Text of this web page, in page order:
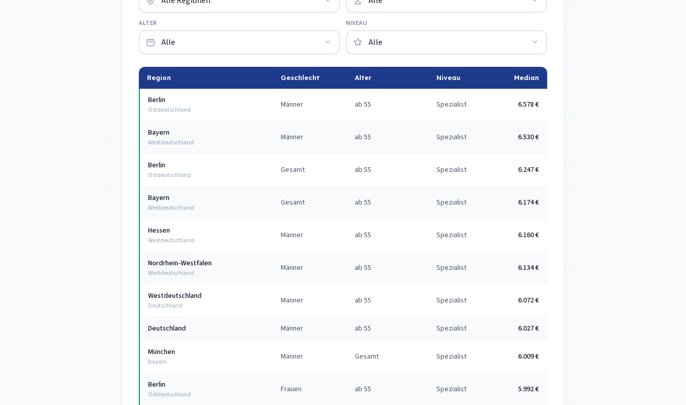
ALTER NIVEAU
Region Geschlecht Alter Niveau Median
Berlin
Ostdeutschland
Männer ab 55 Spezialist 6.578 €
Bayern
Westdeutschland
Männer ab 55 Spezialist 6.530 €
Berlin
Ostdeutschland
Gesamt ab 55 Spezialist 6.247 €
Bayern
Westdeutschland
Gesamt ab 55 Spezialist 6.174 €
Hessen
Westdeutschland
Männer ab 55 Spezialist 6.160 €
Nordrhein-Westfalen
Westdeutschland
Männer ab 55 Spezialist 6.134 €
Westdeutschland
Deutschland
Männer ab 55 Spezialist 6.072 €
Deutschland Männer ab 55 Spezialist 6.027 €
München
Bayern
Männer Gesamt Spezialist 6.009 €
Berlin
Ostdeutschland
Frauen ab 55 Spezialist 5.992 €